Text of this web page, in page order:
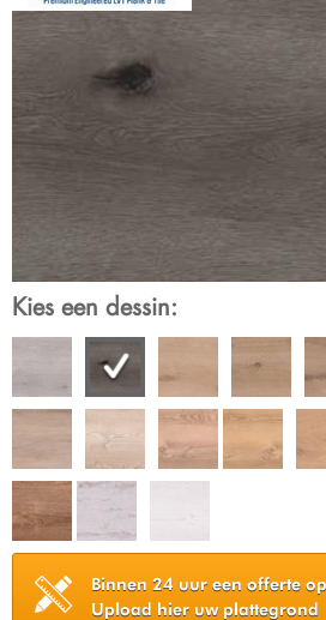
Kies een dessin:
Binnen 24 uur een offerte
Upload hier uw plattegrond